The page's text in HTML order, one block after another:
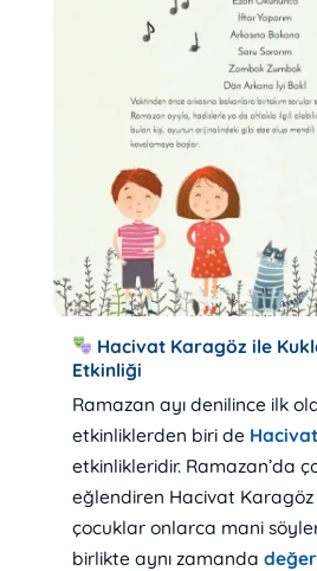
Hacivat Karagöz ile
Etkinliği
Ramazan ayı denilince ilk
etkinliklerden biri de
etkinlikleridir. Ramazan’da
eğlendiren Hacivat
çocuklar onlarca mani
birlikte aynı zamanda